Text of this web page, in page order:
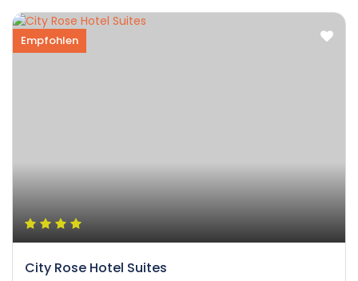
Empfohlen
City Rose Hotel Suites